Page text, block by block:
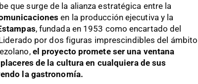
que surge de la alianza estratégica entre la
en la producción ejecutiva y la
, fundada en 1953 como encartado del
por dos figuras imprescindibles del ámbito
el proyecto promete ser una ventana
de la cultura en cualquiera de sus
la gastronomía.